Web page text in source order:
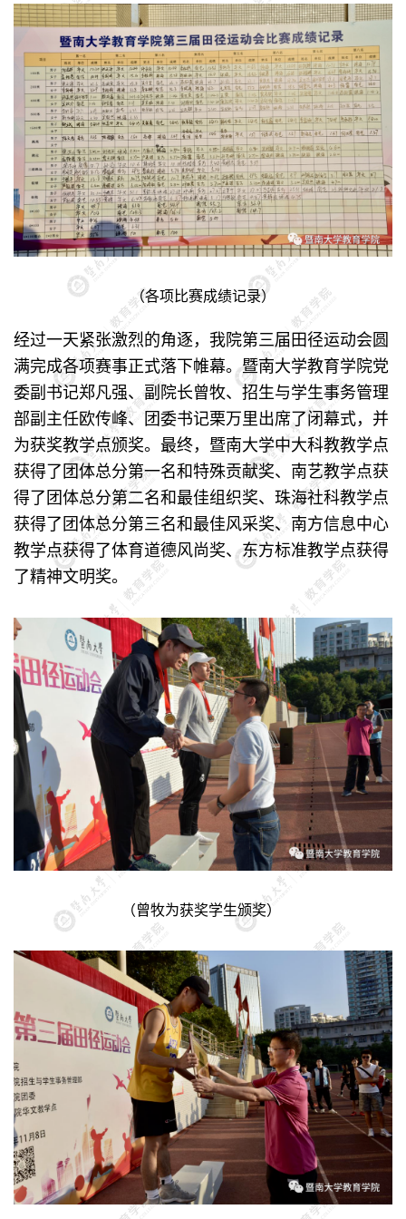
（各项比赛成绩记录）
经过一天紧张激烈的角逐，我院第三届田径运动会圆
满完成各项赛事正式落下帷幕。暨南大学教育学院党
委副书记郑凡强、副院长曾牧、招生与学生事务管理
部副主任欧传峰、团委书记栗万里出席了闭幕式，并
为获奖教学点颁奖。最终，暨南大学中大科教教学点
获得了团体总分第一名和特殊贡献奖、南艺教学点获
得了团体总分第二名和最佳组织奖、珠海社科教学点
获得了团体总分第三名和最佳风采奖、南方信息中心
教学点获得了体育道德风尚奖、东方标准教学点获得
了精神文明奖。
（曾牧为获奖学生颁奖）